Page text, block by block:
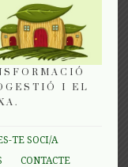
I EL
TE SOCI/A
CONTACTE